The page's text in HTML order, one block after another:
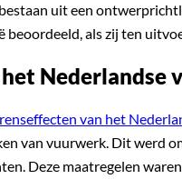
uit een
beoordeeld, als zij ten
Nederlandse
van het
van vuurwerk. Dit werd
Deze maatregelen